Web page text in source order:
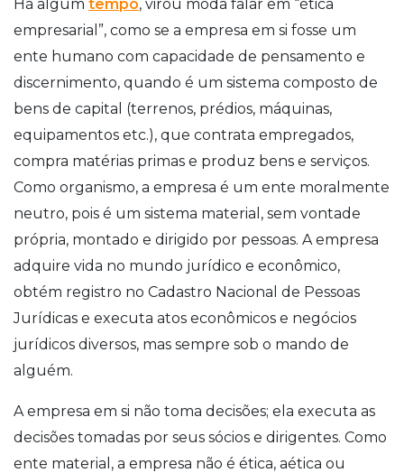
Há algum tempo, virou moda falar em “ética
empresarial”, como se a empresa em si fosse um
ente humano com capacidade de pensamento e
discernimento, quando é um sistema composto de
bens de capital (terrenos, prédios, máquinas,
equipamentos etc.), que contrata empregados,
compra matérias primas e produz bens e serviços.
Como organismo, a empresa é um ente moralmente
neutro, pois é um sistema material, sem vontade
própria, montado e dirigido por pessoas. A empresa
adquire vida no mundo jurídico e econômico,
obtém registro no Cadastro Nacional de Pessoas
Jurídicas e executa atos econômicos e negócios
jurídicos diversos, mas sempre sob o mando de
alguém.
A empresa em si não toma decisões; ela executa as
decisões tomadas por seus sócios e dirigentes. Como
ente material, a empresa não é ética, aética ou